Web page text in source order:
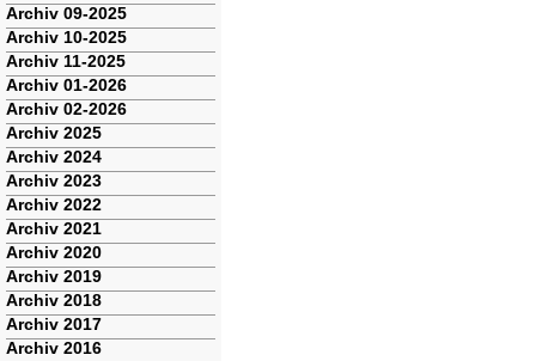
Archiv 09-2025
Archiv 10-2025
Archiv 11-2025
Archiv 01-2026
Archiv 02-2026
Archiv 2025
Archiv 2024
Archiv 2023
Archiv 2022
Archiv 2021
Archiv 2020
Archiv 2019
Archiv 2018
Archiv 2017
Archiv 2016